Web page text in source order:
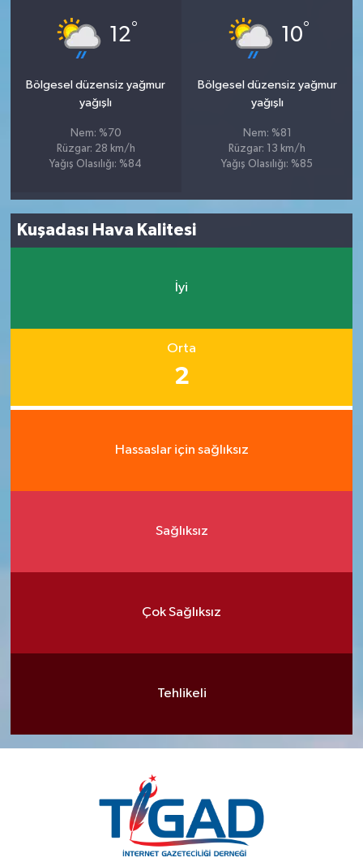
12°
Bölgesel düzensiz yağmur
yağışlı
Nem: %70
Rüzgar: 28 km/h
Yağış Olasılığı: %84
10°
Bölgesel düzensiz yağmur
yağışlı
Nem: %81
Rüzgar: 13 km/h
Yağış Olasılığı: %85
Kuşadası Hava Kalitesi
İyi
Orta
2
Hassaslar için sağlıksız
Sağlıksız
Çok Sağlıksız
Tehlikeli